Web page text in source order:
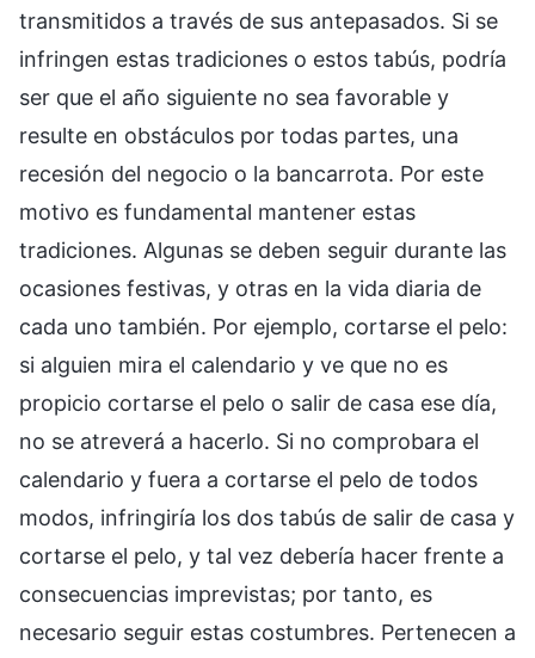
transmitidos a través de sus antepasados. Si se
infringen estas tradiciones o estos tabús, podría
ser que el año siguiente no sea favorable y
resulte en obstáculos por todas partes, una
recesión del negocio o la bancarrota. Por este
motivo es fundamental mantener estas
tradiciones. Algunas se deben seguir durante las
ocasiones festivas, y otras en la vida diaria de
cada uno también. Por ejemplo, cortarse el pelo:
si alguien mira el calendario y ve que no es
propicio cortarse el pelo o salir de casa ese día,
no se atreverá a hacerlo. Si no comprobara el
calendario y fuera a cortarse el pelo de todos
modos, infringiría los dos tabús de salir de casa y
cortarse el pelo, y tal vez debería hacer frente a
consecuencias imprevistas; por tanto, es
necesario seguir estas costumbres. Pertenecen a